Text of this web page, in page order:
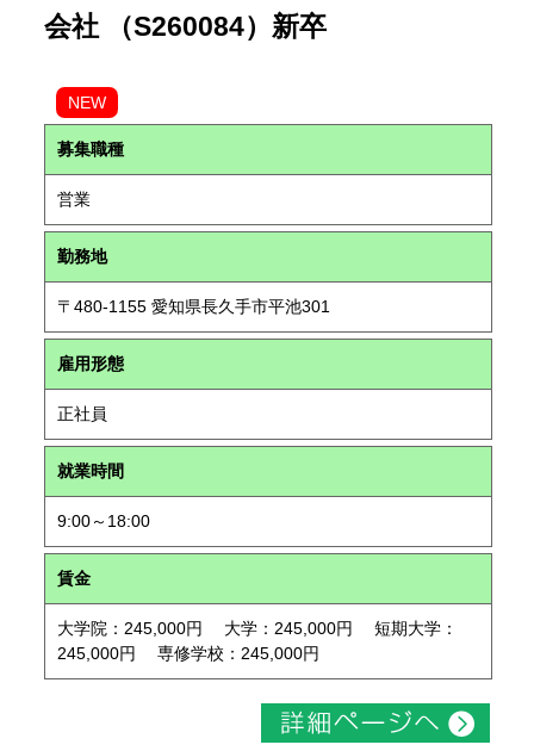
会社 （S260084）新卒
NEW
募集職種
営業
勤務地
〒480-1155 愛知県長久手市平池301
雇用形態
正社員
就業時間
9:00～18:00
賃金
大学院：245,000円 大学：245,000円 短期大学：
245,000円 専修学校：245,000円